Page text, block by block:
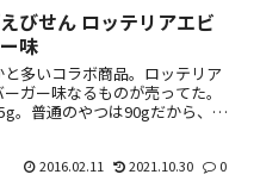
い。お...
びせん ロッテリアエビ
味
多いコラボ商品。ロッテリア
ガー味なるものが売ってた。
。普通のやつは90gだから、少
味がする。味がこってりという
2016.02.11 2021.10.30 0